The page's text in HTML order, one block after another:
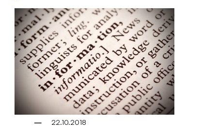
22.10.2018